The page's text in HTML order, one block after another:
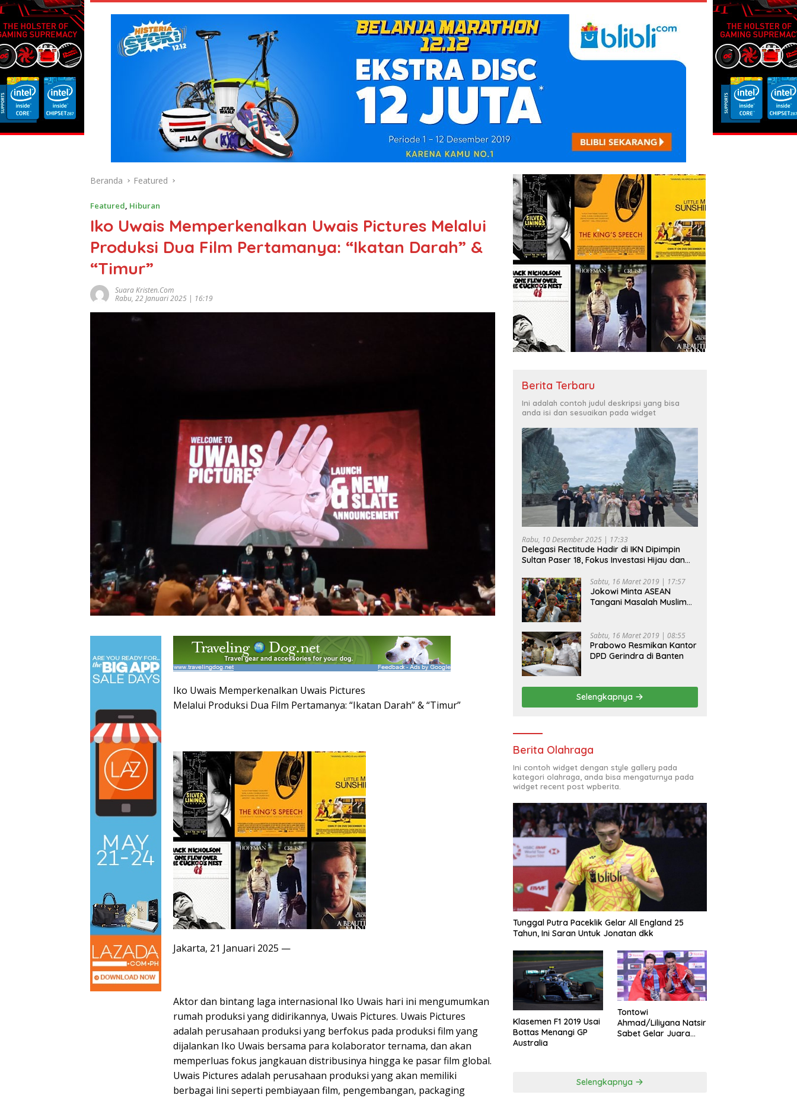
Beranda Featured
Featured, Hiburan
Iko Uwais Memperkenalkan Uwais Pictures Melalui
Produksi Dua Film Pertamanya: “Ikatan Darah” &
“Timur”
Suara Kristen.com
Rabu, 22 Januari 2025 | 16:19
Iko Uwais Memperkenalkan Uwais Pictures
Melalui Produksi Dua Film Pertamanya: “Ikatan Darah” & “Timur”
Jakarta, 21 Januari 2025 —
Aktor dan bintang laga internasional Iko Uwais hari ini mengumumkan
rumah produksi yang didirikannya, Uwais Pictures. Uwais Pictures
adalah perusahaan produksi yang berfokus pada produksi film yang
dijalankan Iko Uwais bersama para kolaborator ternama, dan akan
memperluas fokus jangkauan distribusinya hingga ke pasar film global.
Uwais Pictures adalah perusahaan produksi yang akan memiliki
berbagai lini seperti pembiayaan film, pengembangan, packaging
Berita Terbaru
Ini adalah contoh judul deskripsi yang bisa
anda isi dan sesuaikan pada widget
Rabu, 10 Desember 2025 | 17:33
Delegasi Rectitude Hadir di IKN Dipimpin
Sultan Paser 18, Fokus Investasi Hijau dan
Sabtu, 16 Maret 2019 | 17:57
Jokowi Minta ASEAN
Tangani Masalah Muslim
Sabtu, 16 Maret 2019 | 08:55
Prabowo Resmikan Kantor
DPD Gerindra di Banten
Selengkapnya
Berita Olahraga
Ini contoh widget dengan style gallery pada
kategori olahraga, anda bisa mengaturnya pada
widget recent post wpberita.
Tunggal Putra Paceklik Gelar All England 25
Tahun, Ini Saran Untuk Jonatan dkk
Klasemen F1 2019 Usai
Bottas Menangi GP
Australia
Tontowi
Ahmad/Liliyana Natsir
Sabet Gelar Juara
Selengkapnya